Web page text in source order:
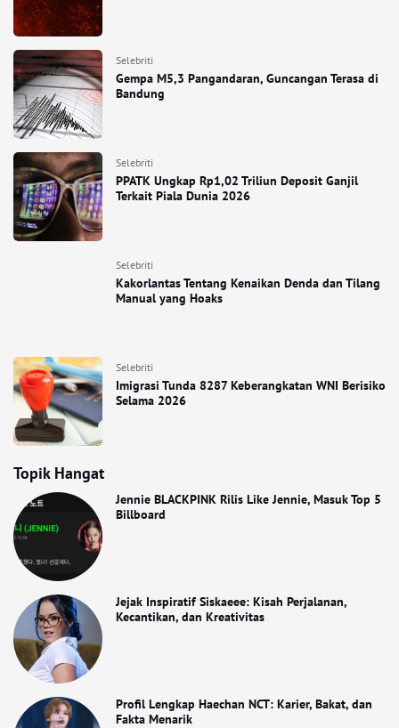
Selebriti
Gempa M5,3 Pangandaran, Guncangan Terasa di
Bandung
Selebriti
PPATK Ungkap Rp1,02 Triliun Deposit Ganjil
Terkait Piala Dunia 2026
Selebriti
Kakorlantas Tentang Kenaikan Denda dan Tilang
Manual yang Hoaks
Selebriti
Imigrasi Tunda 8287 Keberangkatan WNI Berisiko
Selama 2026
Topik Hangat
Jennie BLACKPINK Rilis Like Jennie, Masuk Top 5
Billboard
Jejak Inspiratif Siskaeee: Kisah Perjalanan,
Kecantikan, dan Kreativitas
Profil Lengkap Haechan NCT: Karier, Bakat, dan
Fakta Menarik